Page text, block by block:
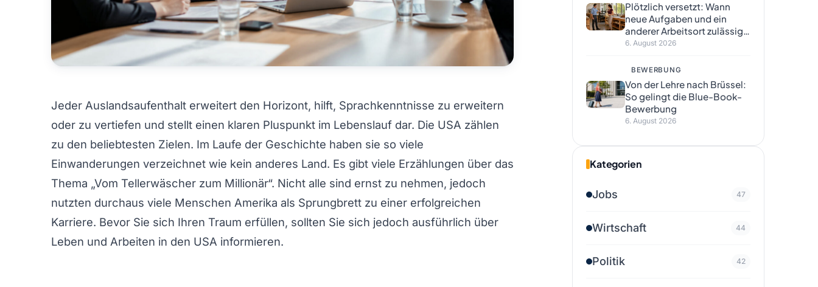
Jeder Auslandsaufenthalt erweitert den Horizont, hilft, Sprachkenntnisse zu erweitern
oder zu vertiefen und stellt einen klaren Pluspunkt im Lebenslauf dar. Die USA zählen
zu den beliebtesten Zielen. Im Laufe der Geschichte haben sie so viele
Einwanderungen verzeichnet wie kein anderes Land. Es gibt viele Erzählungen über das
Thema „Vom Tellerwäscher zum Millionär“. Nicht alle sind ernst zu nehmen, jedoch
nutzten durchaus viele Menschen Amerika als Sprungbrett zu einer erfolgreichen
Karriere. Bevor Sie sich Ihren Traum erfüllen, sollten Sie sich jedoch ausführlich über
Leben und Arbeiten in den USA informieren.
Plötzlich versetzt: Wann
neue Aufgaben und ein
anderer Arbeitsort zulässig
sind
6. August 2026
BEWERBUNG
Von der Lehre nach Brüssel:
So gelingt die Blue-Book-
Bewerbung
6. August 2026
Kategorien
Jobs 47
Wirtschaft 44
Politik 42